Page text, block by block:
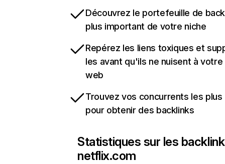
Découvrez le portefeuille de
plus important de votre niche
Repérez les liens toxiques et
les avant qu'ils ne nuisent à
web
Trouvez vos concurrents les
pour obtenir des backlinks
Statistiques sur les
netflix.com